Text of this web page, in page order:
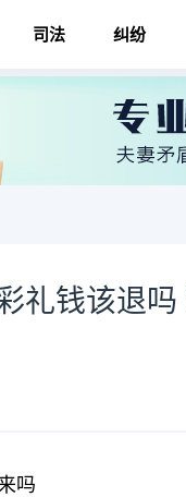
司法 纠纷
礼钱该退
吗